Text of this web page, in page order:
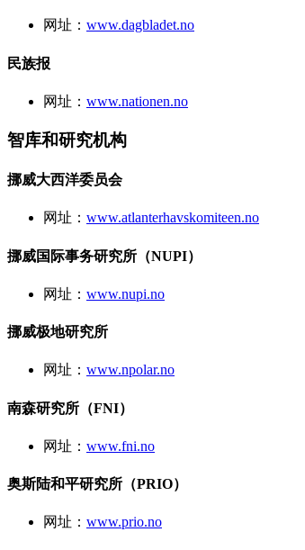
网址： www.dagbladet.no
民族报
网址： www.nationen.no
智库和研究机构
挪威大西洋委员会
网址： www.atlanterhavskomiteen.no
挪威国际事务研究所（NUPI）
网址： www.nupi.no
挪威极地研究所
网址： www.npolar.no
南森研究所（FNI）
网址： www.fni.no
奥斯陆和平研究所（PRIO）
网址： www.prio.no